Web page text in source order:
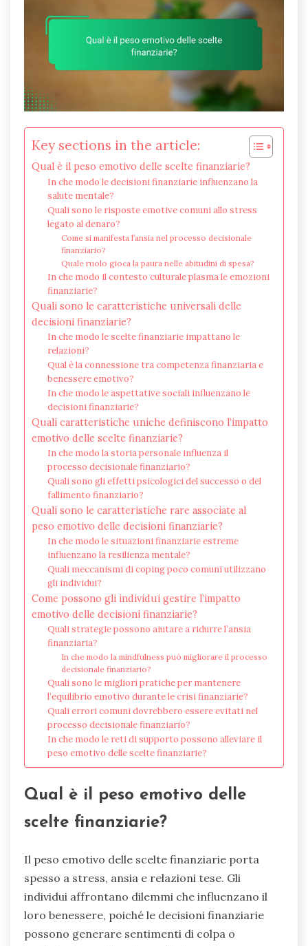
Key sections in the article:
Qual è il peso emotivo delle scelte finanziarie?
In che modo le decisioni finanziarie influenzano la
salute mentale?
Quali sono le risposte emotive comuni allo stress
legato al denaro?
Come si manifesta l’ansia nel processo decisionale
finanziario?
Quale ruolo gioca la paura nelle abitudini di spesa?
In che modo il contesto culturale plasma le emozioni
finanziarie?
Quali sono le caratteristiche universali delle
decisioni finanziarie?
In che modo le scelte finanziarie impattano le
relazioni?
Qual è la connessione tra competenza finanziaria e
benessere emotivo?
In che modo le aspettative sociali influenzano le
decisioni finanziarie?
Quali caratteristiche uniche definiscono l’impatto
emotivo delle scelte finanziarie?
In che modo la storia personale influenza il
processo decisionale finanziario?
Quali sono gli effetti psicologici del successo o del
fallimento finanziario?
Quali sono le caratteristiche rare associate al
peso emotivo delle decisioni finanziarie?
In che modo le situazioni finanziarie estreme
influenzano la resilienza mentale?
Quali meccanismi di coping poco comuni utilizzano
gli individui?
Come possono gli individui gestire l’impatto
emotivo delle decisioni finanziarie?
Quali strategie possono aiutare a ridurre l’ansia
finanziaria?
In che modo la mindfulness può migliorare il processo
decisionale finanziario?
Quali sono le migliori pratiche per mantenere
l’equilibrio emotivo durante le crisi finanziarie?
Quali errori comuni dovrebbero essere evitati nel
processo decisionale finanziario?
In che modo le reti di supporto possono alleviare il
peso emotivo delle scelte finanziarie?
Qual è il peso emotivo delle
scelte finanziarie?
Il peso emotivo delle scelte finanziarie porta
spesso a stress, ansia e relazioni tese. Gli
individui affrontano dilemmi che influenzano il
loro benessere, poiché le decisioni finanziarie
possono generare sentimenti di colpa o